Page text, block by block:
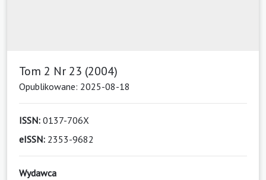
Tom 2 Nr 23 (2004)
Opublikowane: 2025-08-18
ISSN: 0137-706X
eISSN: 2353-9682
Wydawca